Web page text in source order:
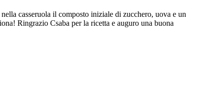
casseruola il composto iniziale di zucchero, uova e un
Ringrazio Csaba per la ricetta e auguro una buona